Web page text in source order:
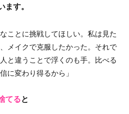
ます。
ことに挑戦してほしい。私は見た
メイクで克服したかった。それで
と違うことで浮くのも手。比べる
に変わり得るから」
てると